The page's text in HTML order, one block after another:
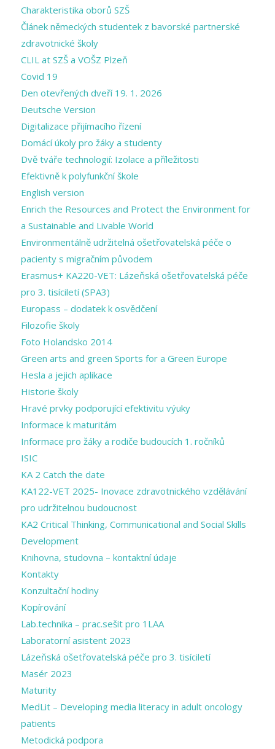
Charakteristika oborů SZŠ
Článek německých studentek z bavorské partnerské
zdravotnické školy
CLIL at SZŠ a VOŠZ Plzeň
Covid 19
Den otevřených dveří 19. 1. 2026
Deutsche Version
Digitalizace přijímacího řízení
Domácí úkoly pro žáky a studenty
Dvě tváře technologií: Izolace a příležitosti
Efektivně k polyfunkční škole
English version
Enrich the Resources and Protect the Environment for
a Sustainable and Livable World
Environmentálně udržitelná ošetřovatelská péče o
pacienty s migračním původem
Erasmus+ KA220-VET: Lázeňská ošetřovatelská péče
pro 3. tisíciletí (SPA3)
Europass – dodatek k osvědčení
Filozofie školy
Foto Holandsko 2014
Green arts and ​green Sports for a ​Green Europe
Hesla a jejich aplikace
Historie školy
Hravé prvky podporující efektivitu výuky
Informace k maturitám
Informace pro žáky a rodiče budoucích 1. ročníků
ISIC
KA 2 Catch the date
KA122-VET 2025- Inovace zdravotnického vzdělávání
pro udržitelnou budoucnost
KA2 Critical Thinking, Communicational and Social Skills
Development
Knihovna, studovna – kontaktní údaje
Kontakty
Konzultační hodiny
Kopírování
Lab.technika – prac.sešit pro 1LAA
Laboratorní asistent 2023
Lázeňská ošetřovatelská péče pro 3. tisíciletí
Masér 2023
Maturity
MedLit – Developing media literacy in adult oncology
patients
Metodická podpora